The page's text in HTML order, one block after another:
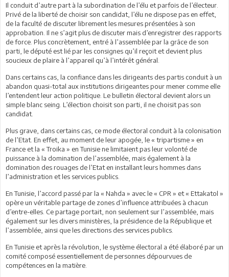
Il conduit d’autre part à la subordination de l’élu et parfois de l’électeur.
Privé de la liberté de choisir son candidat, l’élu ne dispose pas en effet,
de la faculté de discuter librement les mesures présentées à son
approbation. Il ne s’agit plus de discuter mais d’enregistrer des rapports
de force. Plus concrètement, entré à l’assemblée par la grâce de son
parti, le député est lié par les consignes qu’il reçoit et devient plus
soucieux de plaire à l’appareil qu’à l’intérêt général.
Dans certains cas, la confiance dans les dirigeants des partis conduit à un
abandon quasi-total aux institutions dirigeantes pour mener comme elle
l’entendent leur action politique. Le bulletin électoral devient alors un
simple blanc seing. L’élection choisit son parti, il ne choisit pas son
candidat.
Plus grave, dans certains cas, ce mode électoral conduit à la colonisation
de l’Etat. En effet, au moment de leur apogée, le « tripartisme » en
France et la « Troika » en Tunisie ne limitaient pas leur volonté de
puissance à la domination de l’assemblée, mais également à la
domination des rouages de l’Etat en installant leurs hommes dans
l’administration et les services publics.
En Tunisie, l’accord passé par la « Nahda » avec le « CPR » et « Ettakatol »
opère un véritable partage de zones d’influence attribuées à chacun
d’entre-elles. Ce partage portait, non seulement sur l’assemblée, mais
également sur les divers ministères, la présidence de la République et
l’assemblée, ainsi que les directions des services publics.
En Tunisie et après la révolution, le système électoral a été élaboré par un
comité composé essentiellement de personnes dépourvues de
compétences en la matière.